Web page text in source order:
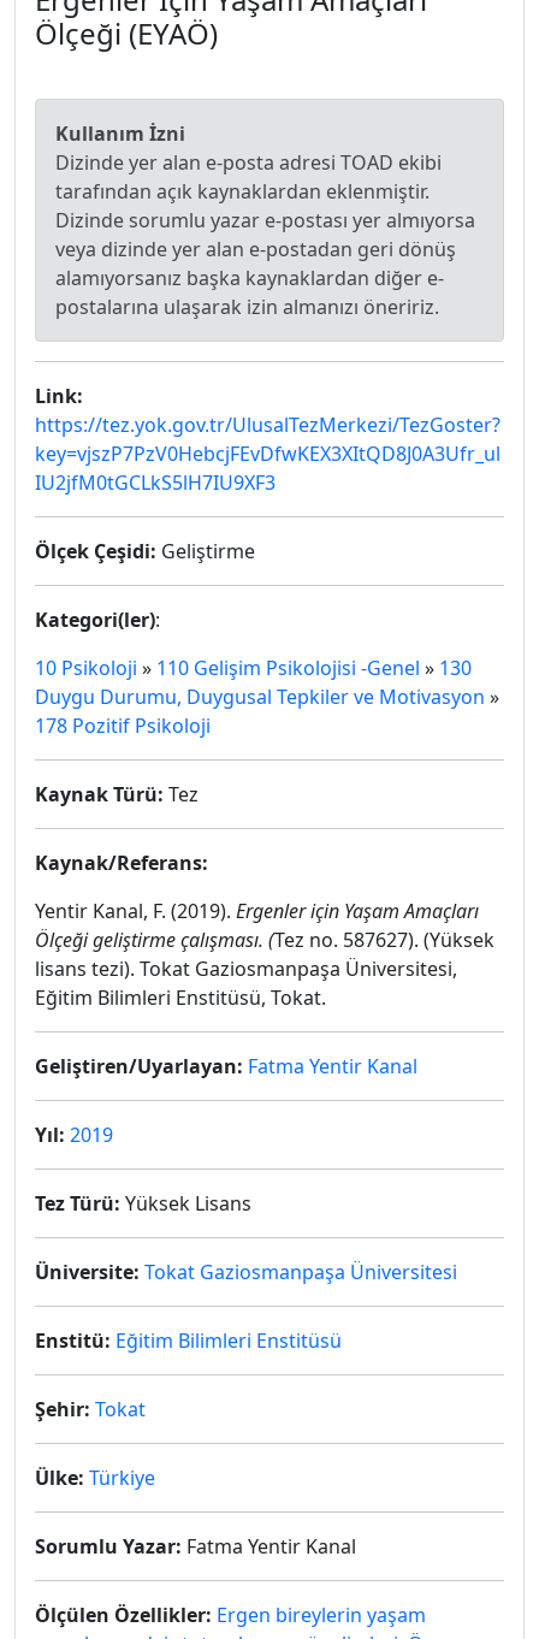
Ölçeği (EYAÖ)
Kullanım İzni
Dizinde yer alan e-posta adresi TOAD ekibi
tarafından açık kaynaklardan eklenmiştir.
Dizinde sorumlu yazar e-postası yer almıyorsa
veya dizinde yer alan e-postadan geri dönüş
alamıyorsanız başka kaynaklardan diğer e-
postalarına ulaşarak izin almanızı öneririz.
Link:
https://tez.yok.gov.tr/UlusalTezMerkezi/TezGoster?
key=vjszP7PzV0HebcjFEvDfwKEX3XItQD8J0A3Ufr_ul
IU2jfM0tGCLkS5lH7IU9XF3
Ölçek Çeşidi: Geliştirme
Kategori(ler):
10 Psikoloji » 110 Gelişim Psikolojisi -Genel » 130
Duygu Durumu, Duygusal Tepkiler ve Motivasyon »
178 Pozitif Psikoloji
Kaynak Türü: Tez
Kaynak/Referans:
Yentir Kanal, F. (2019). Ergenler için Yaşam Amaçları
Ölçeği geliştirme çalışması. (Tez no. 587627). (Yüksek
lisans tezi). Tokat Gaziosmanpaşa Üniversitesi,
Eğitim Bilimleri Enstitüsü, Tokat.
Geliştiren/Uyarlayan: Fatma Yentir Kanal
Yıl: 2019
Tez Türü: Yüksek Lisans
Üniversite: Tokat Gaziosmanpaşa Üniversitesi
Enstitü: Eğitim Bilimleri Enstitüsü
Şehir: Tokat
Ülke: Türkiye
Sorumlu Yazar: Fatma Yentir Kanal
Ölçülen Özellikler: Ergen bireylerin yaşam